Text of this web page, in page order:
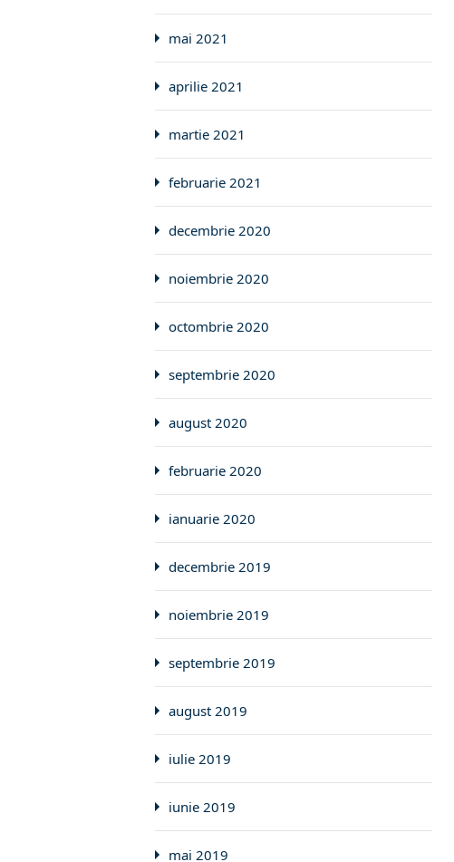
mai 2021
aprilie 2021
martie 2021
februarie 2021
decembrie 2020
noiembrie 2020
octombrie 2020
septembrie 2020
august 2020
februarie 2020
ianuarie 2020
decembrie 2019
noiembrie 2019
septembrie 2019
august 2019
iulie 2019
iunie 2019
mai 2019